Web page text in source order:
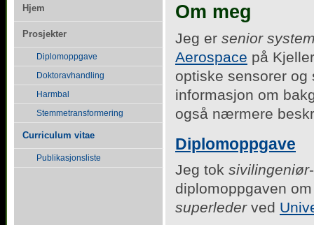
Om meg
Jeg er senior
Aerospace på
optiske sensorer
informasjon om
også nærmere
Diplomoppgave
Jeg tok sivilingeniør
diplomoppgaven
superlederved
Hjem
Prosjekter
Diplomoppgave
Doktoravhandling
Harmbal
Stemmetransformering
Curriculum vitae
Publikasjonsliste